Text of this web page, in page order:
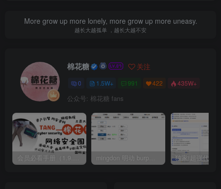
More grow up more lonely, more grow up more uneasy.
越长大越孤单 ，越长大越不安
棉花糖 关注
0 1.5W+ 991 422 435W+
公众号: 棉花糖 fans
会员必看手册（1.9.0版本 26.4.5更新） mingdon 明动 burp插件0.2.6版本 本地时间校验去除版